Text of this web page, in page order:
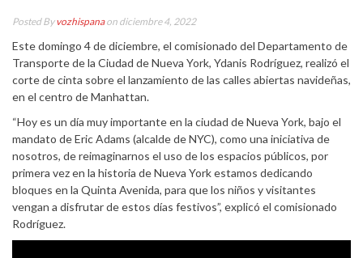
Posted Byvozhispanaon diciembre 4, 2022
Este domingo 4 de diciembre, el comisionado del Departamento de
Transporte de la Ciudad de Nueva York, Ydanis Rodríguez, realizó el
corte de cinta sobre el lanzamiento de las calles abiertas navideñas,
en el centro de Manhattan.
“Hoy es un día muy importante en la ciudad de Nueva York, bajo el
mandato de Eric Adams (alcalde de NYC), como una iniciativa de
nosotros, de reimaginarnos el uso de los espacios públicos, por
primera vez en la historia de Nueva York estamos dedicando
bloques en la Quinta Avenida, para que los niños y visitantes
vengan a disfrutar de estos días festivos”, explicó el comisionado
Rodríguez.